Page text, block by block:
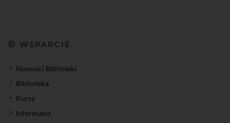
WSPARCIE
Nowości Biblioteki
Biblioteka
Kursy
Informator